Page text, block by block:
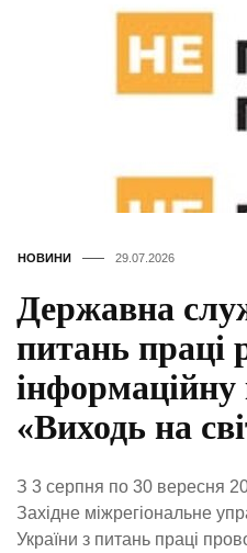
НОВИНИ 29.07.2026
Державна
питань праці
«Виходь на
З 3 серпня по 30 вересня
Західне міжрегіональне
України з питань праці